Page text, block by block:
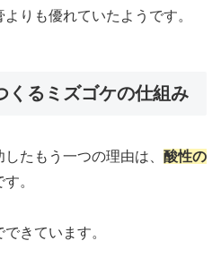
りも優れていたようです。
くるミズゴケの仕組み
たもう一つの理由は、 酸性の
。
きています。